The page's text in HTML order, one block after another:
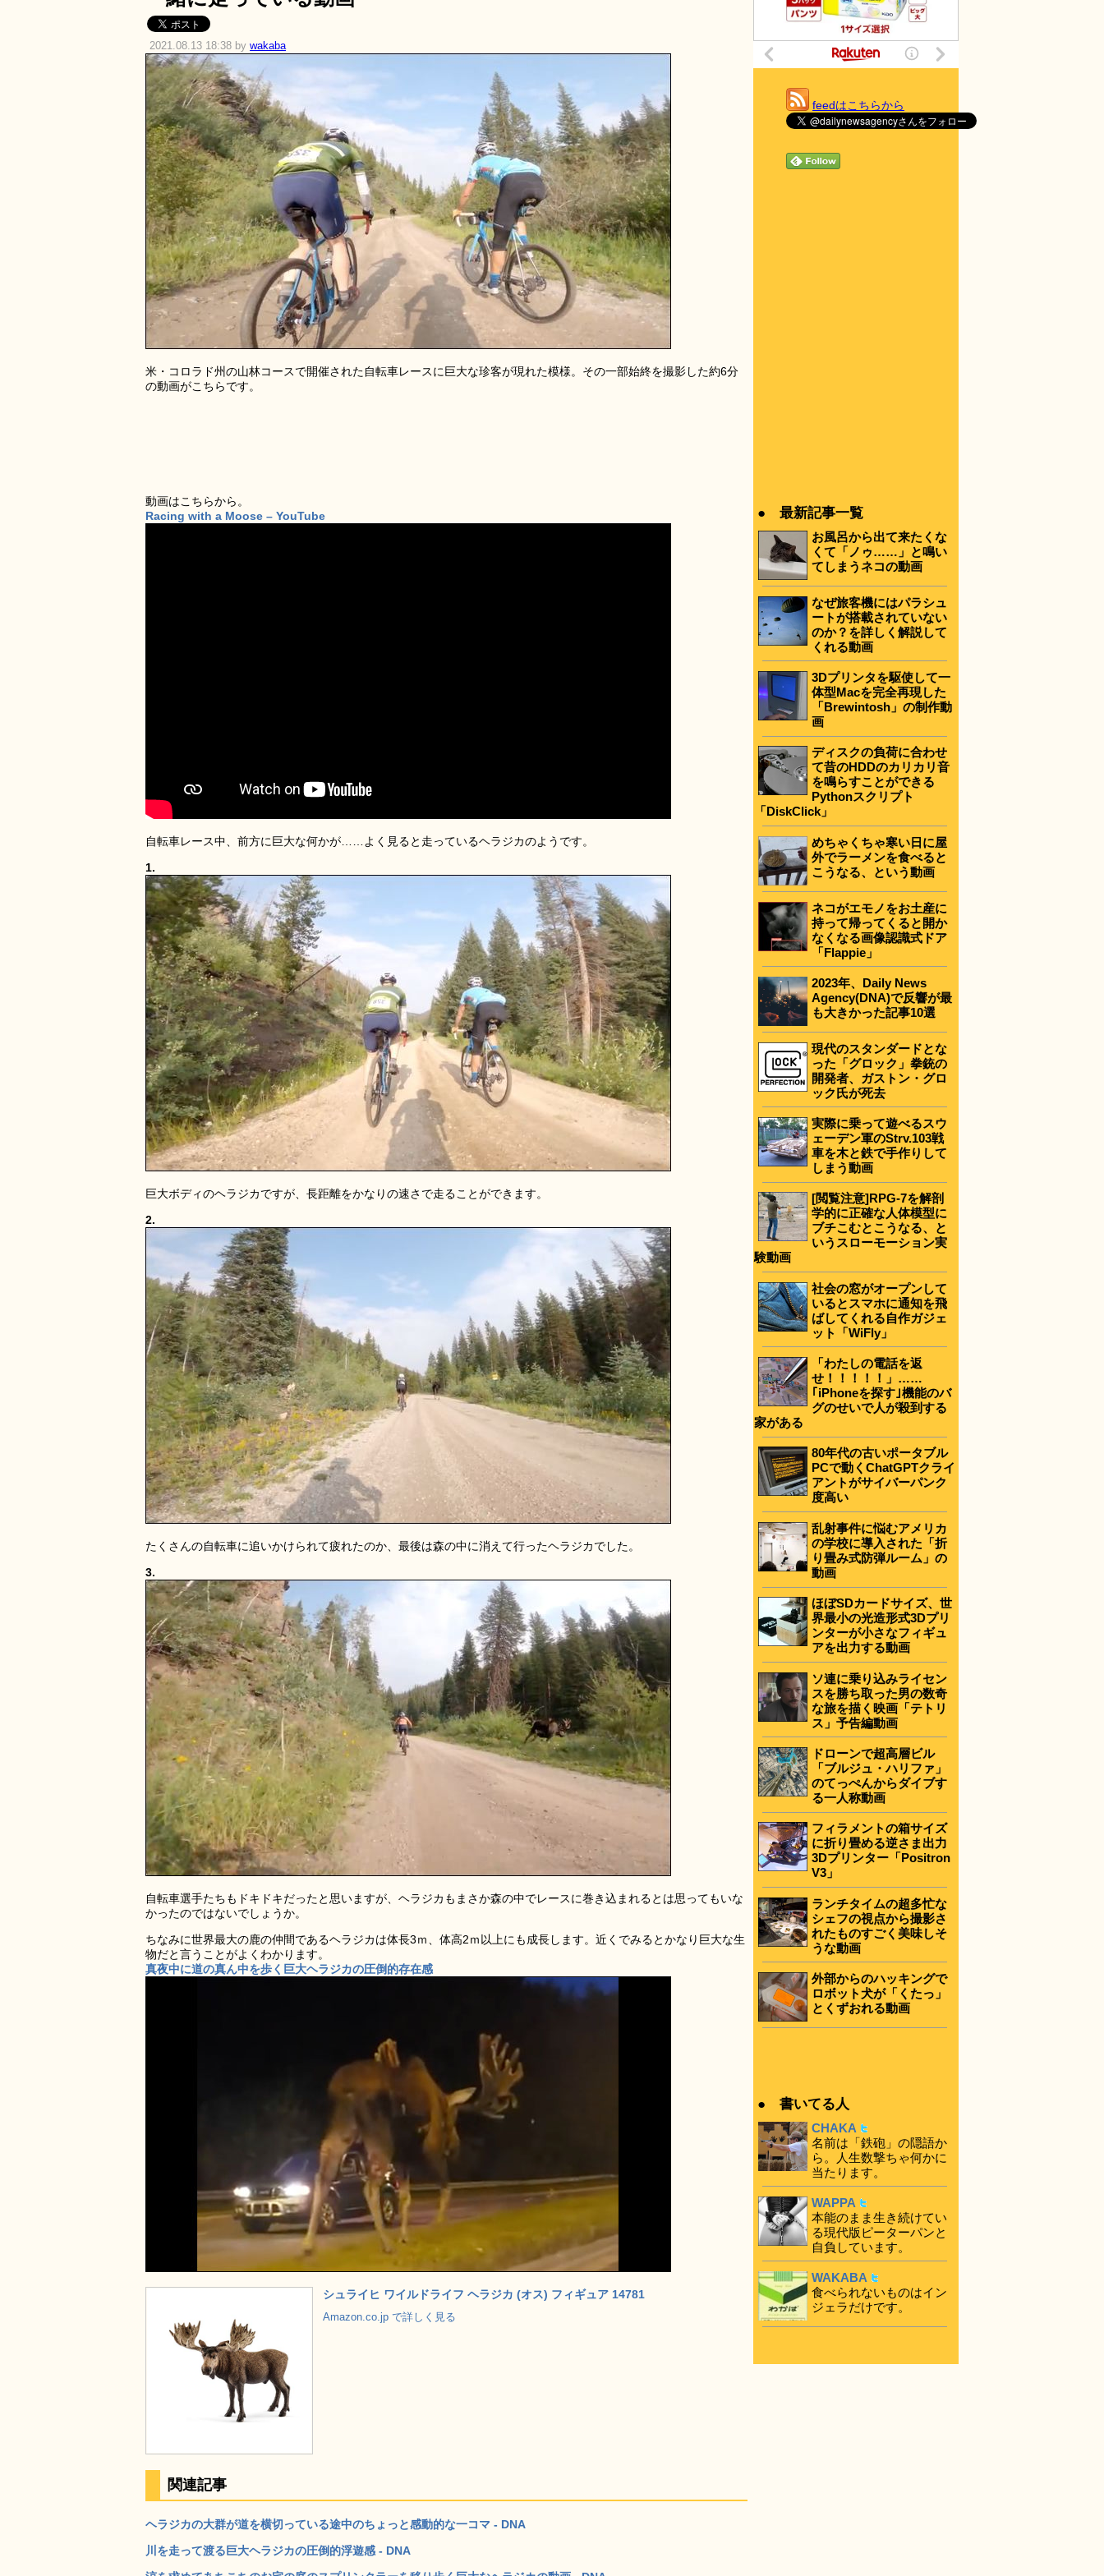
2021.08.13 18:38 by wakaba
米・コロラド州の山林コースで開催された自転車レースに巨大な珍客が現れた模様。その一部始終を撮影した約6分
の動画がこちらです。
動画はこちらから。
Racing with a Moose – YouTube
自転車レース中、前方に巨大な何かが……よく見ると走っているヘラジカのようです。
1.
巨大ボディのヘラジカですが、長距離をかなりの速さで走ることができます。
2.
たくさんの自転車に追いかけられて疲れたのか、最後は森の中に消えて行ったヘラジカでした。
3.
自転車選手たちもドキドキだったと思いますが、ヘラジカもまさか森の中でレースに巻き込まれるとは思ってもいな
かったのではないでしょうか。
ちなみに世界最大の鹿の仲間であるヘラジカは体長3ｍ、体高2ｍ以上にも成長します。近くでみるとかなり巨大な生
物だと言うことがよくわかります。
真夜中に道の真ん中を歩く巨大ヘラジカの圧倒的存在感
シュライヒ ワイルドライフ ヘラジカ (オス) フィギュア 14781
Amazon.co.jp で詳しく見る
関連記事
ヘラジカの大群が道を横切っている途中のちょっと感動的な一コマ - DNA
川を走って渡る巨大ヘラジカの圧倒的浮遊感 - DNA
feedはこちらから
● 最新記事一覧
お風呂から出て来たくな
くて「ノゥ……」と鳴い
てしまうネコの動画
なぜ旅客機にはパラシュ
ートが搭載されていない
のか？を詳しく解説して
くれる動画
3Dプリンタを駆使して一
体型Macを完全再現した
「Brewintosh」の制作動
画
ディスクの負荷に合わせ
て昔のHDDのカリカリ音
を鳴らすことができる
Pythonスクリプト
「DiskClick」
めちゃくちゃ寒い日に屋
外でラーメンを食べると
こうなる、という動画
ネコがエモノをお土産に
持って帰ってくると開か
なくなる画像認識式ドア
「Flappie」
2023年、Daily News
Agency(DNA)で反響が最
も大きかった記事10選
現代のスタンダードとな
った「グロック」拳銃の
開発者、ガストン・グロ
ック氏が死去
実際に乗って遊べるスウ
ェーデン軍のStrv.103戦
車を木と鉄で手作りして
しまう動画
[閲覧注意]RPG-7を解剖
学的に正確な人体模型に
ブチこむとこうなる、と
いうスローモーション実
験動画
社会の窓がオープンして
いるとスマホに通知を飛
ばしてくれる自作ガジェ
ット「WiFly」
「わたしの電話を返
せ！！！！！」……
｢iPhoneを探す｣機能のバ
グのせいで人が殺到する
家がある
80年代の古いポータブル
PCで動くChatGPTクライ
アントがサイバーパンク
度高い
乱射事件に悩むアメリカ
の学校に導入された「折
り畳み式防弾ルーム」の
動画
ほぼSDカードサイズ、世
界最小の光造形式3Dプリ
ンターが小さなフィギュ
アを出力する動画
ソ連に乗り込みライセン
スを勝ち取った男の数奇
な旅を描く映画「テトリ
ス」予告編動画
ドローンで超高層ビル
「ブルジュ・ハリファ」
のてっぺんからダイブす
る一人称動画
フィラメントの箱サイズ
に折り畳める逆さま出力
3Dプリンター「Positron
V3」
ランチタイムの超多忙な
シェフの視点から撮影さ
れたものすごく美味しそ
うな動画
外部からのハッキングで
ロボット犬が「くたっ」
とくずおれる動画
● 書いてる人
CHAKA
名前は「鉄砲」の隠語か
ら。人生数撃ちゃ何かに
当たります。
WAPPA
本能のまま生き続けてい
る現代版ピーターパンと
自負しています。
WAKABA
食べられないものはイン
ジェラだけです。